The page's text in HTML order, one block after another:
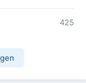
425